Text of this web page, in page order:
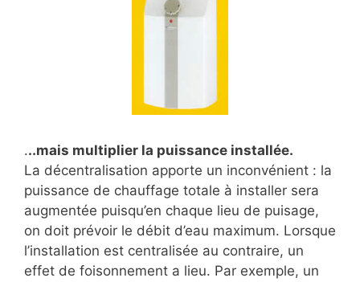
...mais multiplier la puissance installée.
La décentralisation apporte un inconvénient : la
puissance de chauffage totale à installer sera
augmentée puisqu’en chaque lieu de puisage,
on doit prévoir le débit d’eau maximum. Lorsque
l’installation est centralisée au contraire, un
effet de foisonnement a lieu. Par exemple, un